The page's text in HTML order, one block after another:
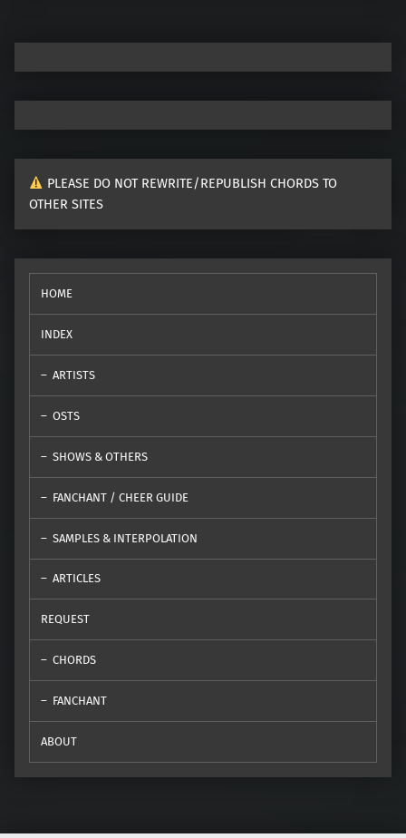
PLEASE DO NOT REWRITE/REPUBLISH CHORDS TO
OTHER SITES
HOME
INDEX
ARTISTS
OSTS
SHOWS & OTHERS
FANCHANT / CHEER GUIDE
SAMPLES & INTERPOLATION
ARTICLES
REQUEST
CHORDS
FANCHANT
ABOUT